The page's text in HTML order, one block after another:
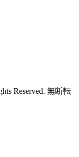
Reserved. 無断転